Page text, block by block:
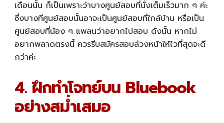
เดือนนั้น ก็เป็นเพราะว่าบางศูนย์สอบที่นั่งเต็มเร็วมาก ๆ ค่ะ
ซึ่งบางทีศูนย์สอบนั้นอาจะเป็นศูนย์สอบที่ใกล้บ้าน หรือเป็น
ศูนย์สอบที่น้อง ๆ แพลนว่าอยากไปสอบ ดังนั้น หากไม่
อยากพลาดตรงนี้ ควรรีบสมัครสอบล่วงหน้าให้ไวที่สุดจะดี
กว่าค่ะ
4. ฝึกทำโจทย์บน Bluebook
อย่างสม่ำเสมอ